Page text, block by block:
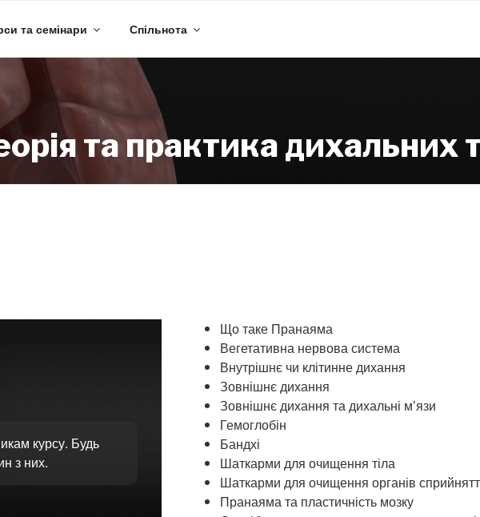
та семінари Спільнота
та практика дихальних
курсу. Будь
з них.
Що таке Пранаяма
Вегетативна нервова система
Внутрішнє чи клітинне дихання
Зовнішнє дихання
Зовнішнє дихання та дихальні мʼязи
Гемоглобін
Бандхі
Шаткарми для очищення тіла
Шаткарми для очищення органів
Пранаяма та пластичність мозку